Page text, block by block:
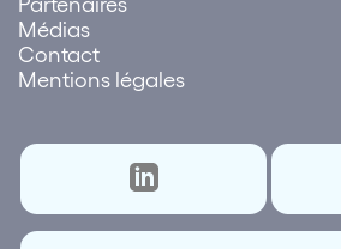
Médias
Contact
Mentions légales